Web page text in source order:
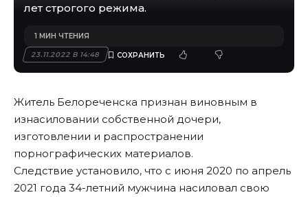
лет строгого режима.
23.11.2022 В 14:48
1 МИН ЧТЕНИЯ
Житель Белореченска признан виновным в
изнасиловании собственной дочери,
изготовлении и распространении
порнографических материалов.
Следствие установило, что с июня 2020 по апрель
2021 года 34-летний мужчина насиловал свою